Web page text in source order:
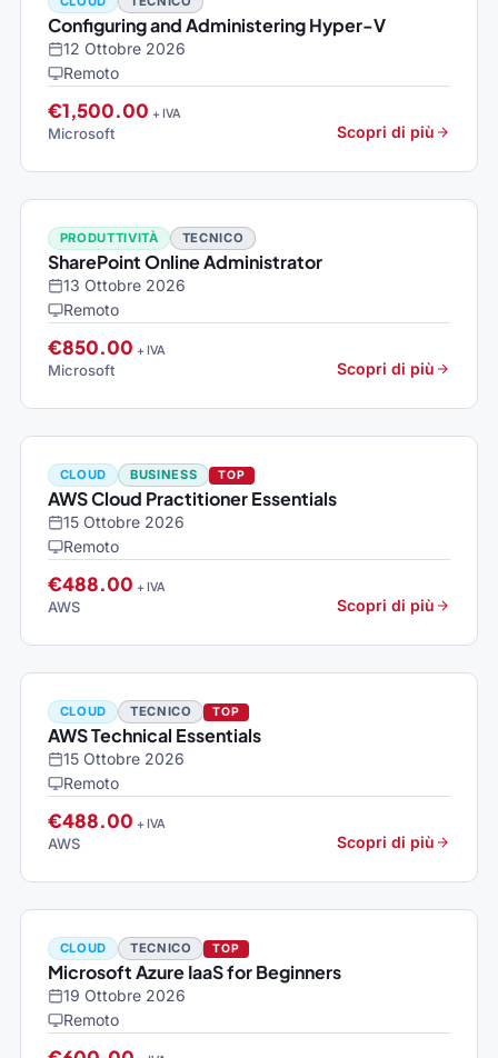
Configuring and Administering Hyper-V
12 Ottobre 2026
Remoto
€1,500.00 + IVA
Microsoft Scopri di più
PRODUTTIVITÀ TECNICO
SharePoint Online Administrator
13 Ottobre 2026
Remoto
€850.00 + IVA
Microsoft Scopri di più
CLOUD BUSINESS TOP
AWS Cloud Practitioner Essentials
15 Ottobre 2026
Remoto
€488.00 + IVA
AWS Scopri di più
CLOUD TECNICO TOP
AWS Technical Essentials
15 Ottobre 2026
Remoto
€488.00 + IVA
AWS Scopri di più
CLOUD TECNICO TOP
Microsoft Azure IaaS for Beginners
19 Ottobre 2026
Remoto